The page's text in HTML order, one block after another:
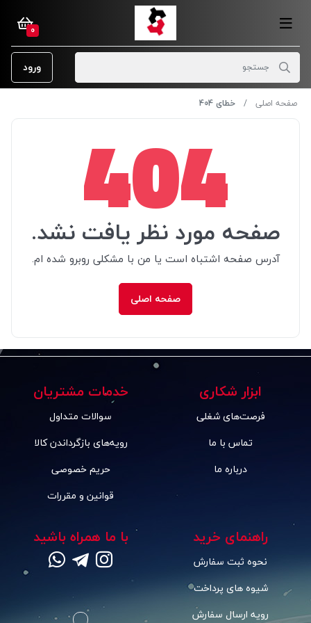
0
ورود
صفحه اصلی خطای 404
404
صفحه مورد نظر یافت نشد.
آدرس صفحه اشتباه است یا من با مشکلی روبرو شده ام.
صفحه اصلی
ابزار شکاری
فرصت‌های شغلی
تماس با ما
درباره ما
خدمات مشتریان
سوالات متداول
رویه‌های بازگرداندن کالا
حریم خصوصی
قوانین و مقررات
راهنمای خرید
نحوه ثبت سفارش
شیوه های پرداخت
رویه ارسال سفارش
با ما همراه باشید